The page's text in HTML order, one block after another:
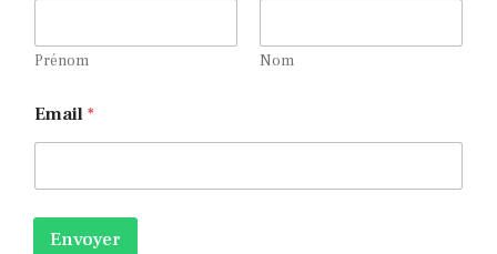
Prénom Nom
m
a
l
m
Email *
Envoyer